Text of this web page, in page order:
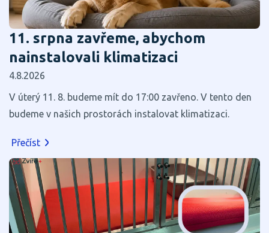
11. srpna zavřeme, abychom
nainstalovali klimatizaci
4.8.2026
V úterý 11. 8. budeme mít do 17:00 zavřeno. V tento den
budeme v našich prostorách instalovat klimatizaci.
Přečíst